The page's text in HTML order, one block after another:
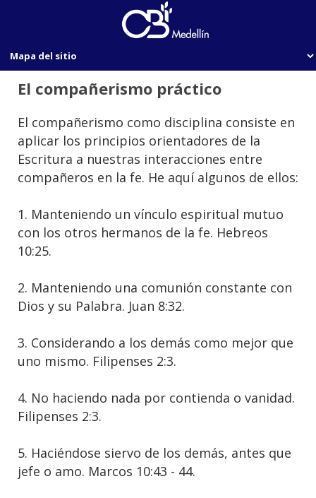
El compañerismo práctico
El compañerismo como disciplina consiste en
aplicar los principios orientadores de la
Escritura a nuestras interacciones entre
compañeros en la fe. He aquí algunos de ellos:
1. Manteniendo un vínculo espiritual mutuo
con los otros hermanos de la fe. Hebreos
10:25.
2. Manteniendo una comunión constante con
Dios y su Palabra. Juan 8:32.
3. Considerando a los demás como mejor que
uno mismo. Filipenses 2:3.
4. No haciendo nada por contienda o vanidad.
Filipenses 2:3.
5. Haciéndose siervo de los demás, antes que
jefe o amo. Marcos 10:43 - 44.